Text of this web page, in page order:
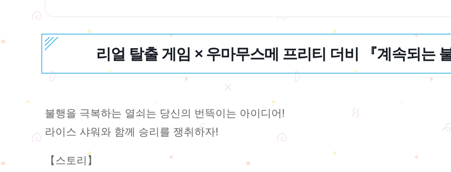
리얼 탈출 게임 × 우마무스메 프리티 더비 『계속되는
불행을 극복하는 열쇠는 당신의 번뜩이는 아이디어!
라이스 샤워와 함께 승리를 쟁취하자!
【스토리】